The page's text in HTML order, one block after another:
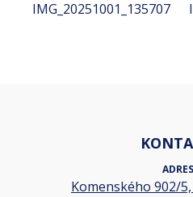
Komenského 902/